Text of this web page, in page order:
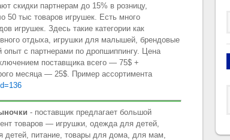
скидки партнерам до 15% в розницу,
50 тыс товаров игрушек. Есть много
игрушек. Здесь такие категории как
отдыха, игрушки для малышей, брендовые
с партнерами по дропшиппингу. Цена
поставщика всего — 75$ +
месяца — 25$. Пример ассортимента
- поставщик предлагает большой
товаров — игрушки, одежда для детей,
детей, питание, товары для дома, для мам,